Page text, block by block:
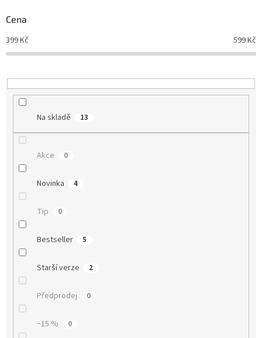
d
k
t
Cena
399Kč 599Kč
Na skladě 13
Akce 0
Novinka 4
Tip 0
Bestseller 5
Starší verze 2
Předprodej 0
−15 % 0